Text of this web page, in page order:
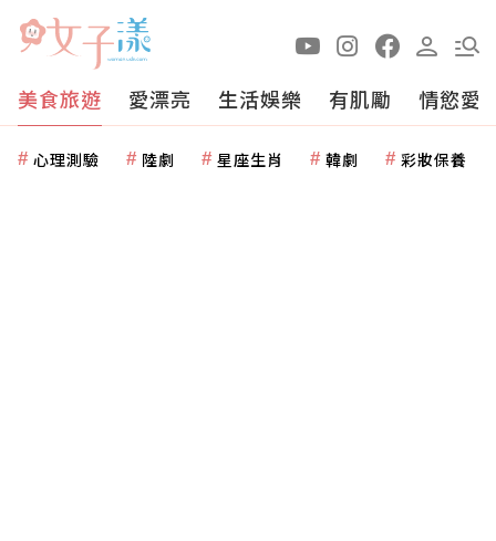
美食旅遊 愛漂亮 生活娛樂 有肌勵 情慾愛
心理測驗 陸劇 星座生肖 韓劇 彩妝保養